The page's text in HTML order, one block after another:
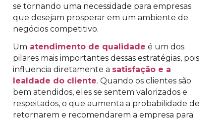
se tornando uma necessidade para empresas
que desejam prosperar em um ambiente de
negócios competitivo.
Um atendimento de qualidade é um dos
pilares mais importantes dessas estratégias, pois
influencia diretamente a satisfação e a
lealdade do cliente. Quando os clientes são
bem atendidos, eles se sentem valorizados e
respeitados, o que aumenta a probabilidade de
retornarem e recomendarem a empresa para